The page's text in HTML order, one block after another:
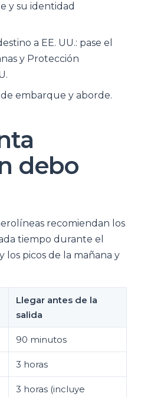
y su identidad
a EE. UU.: pase el
y Protección
embarque y aborde.
debo
recomiendan los
tiempo durante el
los picos de la mañana y
Llegar antes de la
salida
90 minutos
3 horas
3 horas (incluye